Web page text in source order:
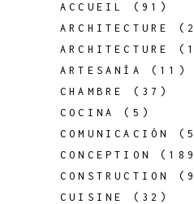
ACCUEIL
(91)
ARCHITECTURE
ARCHITECTURE
ARTESANÍA
(11)
CHAMBRE
(37)
COCINA
(5)
COMUNICACIÓN
CONCEPTION
CONSTRUCTION
CUISINE
(32)